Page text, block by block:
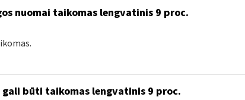
nuomai taikomas lengvatinis 9 proc.
būti taikomas lengvatinis 9 proc.